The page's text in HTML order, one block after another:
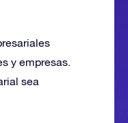
y empresas.
sea